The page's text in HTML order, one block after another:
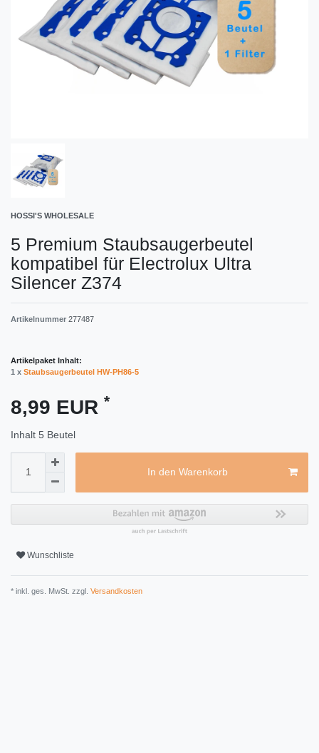
HOSSI'S WHOLESALE
5 Premium Staubsaugerbeutel
kompatibel für Electrolux Ultra
Silencer Z374
Artikelnummer 277487
Artikelpaket Inhalt:
1 x Staubsaugerbeutel HW-PH86-5
8,99 EUR *
Inhalt 5 Beutel
In den Warenkorb
Wunschliste
* inkl. ges. MwSt. zzgl. Versandkosten